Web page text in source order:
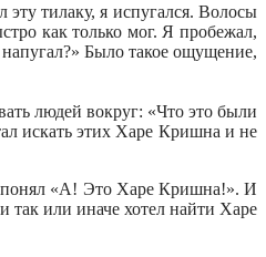
тилаку, я испугался. Волосы
как только мог. Я пробежал,
Было такое ощущение,
людей вокруг: «Что это были
искать этих Харе Кришна и не
понял «А! Это Харе Кришна!». И
так или иначе хотел найти Харе